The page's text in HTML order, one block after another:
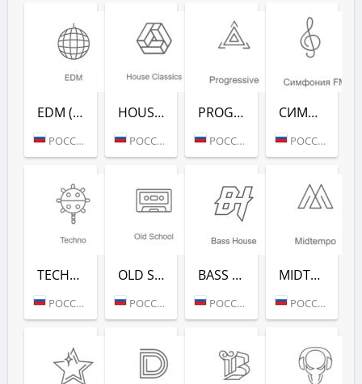
EDM (РАДИО РЕКОРД)
РОССИЯ (МОСКВА)
HOUSE CLASSICS (РАДИО РЕКОРД)
РОССИЯ (МОСКВА)
PROGRESSIVE (РАДИО РЕКОРД)
РОССИЯ (МОСКВА)
СИМФОНИЯ FM (РАДИО РЕКОРД)
РОССИЯ (МОСКВА)
TECHNO (РАДИО РЕКОРД)
РОССИЯ (МОСКВА)
OLD SCHOOL (РАДИО РЕКОРД)
РОССИЯ (МОСКВА)
BASS HOUSE (РАДИО РЕКОРД)
РОССИЯ (МОСКВА)
MIDTEMPO (РАДИО РЕКОРД)
РОССИЯ (МОСКВА)